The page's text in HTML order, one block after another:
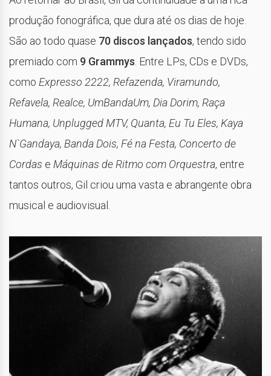
produção fonográfica, que dura até os dias de hoje.
São ao todo quase 70 discos lançados, tendo sido
premiado com 9 Grammys. Entre LPs, CDs e DVDs,
como Expresso 2222, Refazenda, Viramundo,
Refavela, Realce, UmBandaUm, Dia Dorim, Raça
Humana, Unplugged MTV, Quanta, Eu Tu Eles, Kaya
N`Gandaya, Banda Dois, Fé na Festa, Concerto de
Cordas e Máquinas de Ritmo com Orquestra, entre
tantos outros, Gil criou uma vasta e abrangente obra
musical e audiovisual.